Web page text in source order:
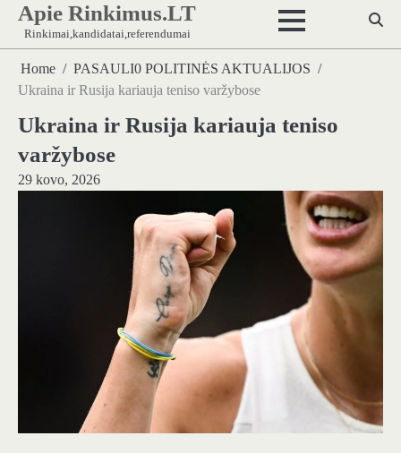
Skip
content
Apie Rinkimus.LT
Rinkimai,kandidatai,referendumai
Home
PASAULI0 POLITINĖS AKTUALIJOS
Ukraina ir Rusija kariauja teniso varžybose
Ukraina ir Rusija kariauja teniso
varžybose
29 kovo, 2026